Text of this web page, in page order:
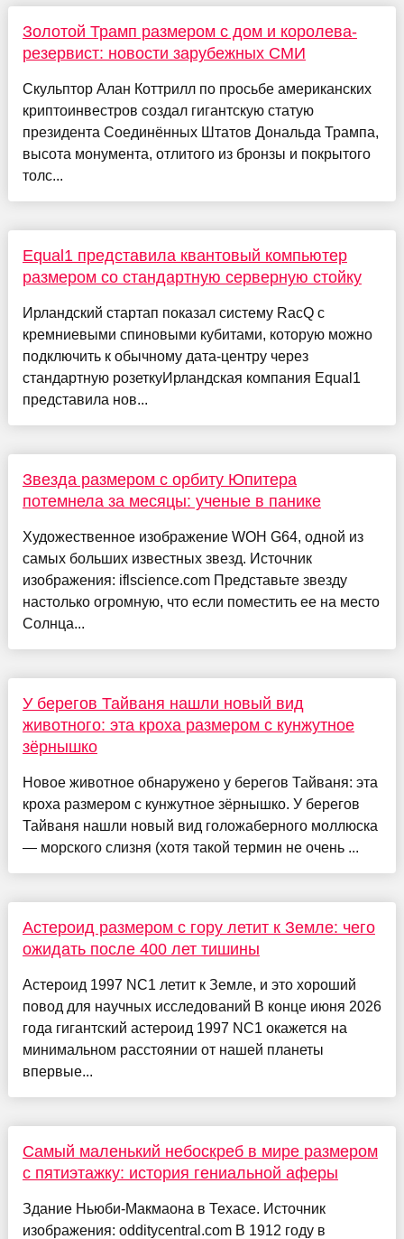
Золотой Трамп размером с дом и королева-
резервист: новости зарубежных СМИ
Скульптор Алан Коттрилл по просьбе американских
криптоинвестров создал гигантскую статую
президента Соединённых Штатов Дональда Трампа,
высота монумента, отлитого из бронзы и покрытого
толс...
Equal1 представила квантовый компьютер
размером со стандартную серверную стойку
Ирландский стартап показал систему RacQ с
кремниевыми спиновыми кубитами, которую можно
подключить к обычному дата-центру через
стандартную розеткуИрландская компания Equal1
представила нов...
Звезда размером с орбиту Юпитера
потемнела за месяцы: ученые в панике
Художественное изображение WOH G64, одной из
самых больших известных звезд. Источник
изображения: iflscience.com Представьте звезду
настолько огромную, что если поместить ее на место
Солнца...
У берегов Тайваня нашли новый вид
животного: эта кроха размером с кунжутное
зёрнышко
Новое животное обнаружено у берегов Тайваня: эта
кроха размером с кунжутное зёрнышко. У берегов
Тайваня нашли новый вид голожаберного моллюска
— морского слизня (хотя такой термин не очень ...
Астероид размером с гору летит к Земле: чего
ожидать после 400 лет тишины
Астероид 1997 NC1 летит к Земле, и это хороший
повод для научных исследований В конце июня 2026
года гигантский астероид 1997 NC1 окажется на
минимальном расстоянии от нашей планеты
впервые...
Самый маленький небоскреб в мире размером
с пятиэтажку: история гениальной аферы
Здание Ньюби-Макмаона в Техасе. Источник
изображения: odditycentral.com В 1912 году в